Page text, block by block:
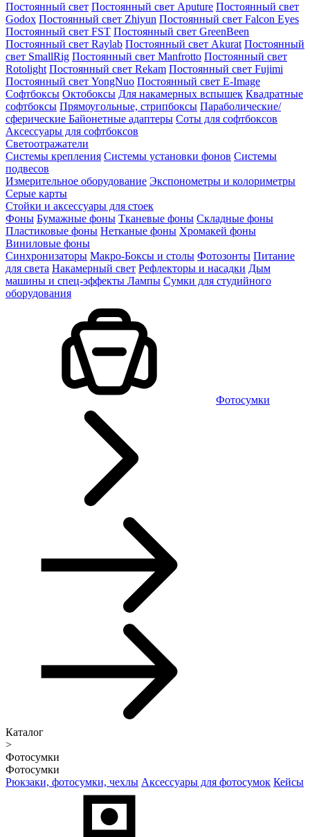
Постоянный свет Постоянный свет Aputure Постоянный свет
Godox Постоянный свет Zhiyun Постоянный свет Falcon Eyes
Постоянный свет FST Постоянный свет GreenBeen
Постоянный свет Raylab Постоянный свет Akurat Постоянный
свет SmallRig Постоянный свет Manfrotto Постоянный свет
Rotolight Постоянный свет Rekam Постоянный свет Fujimi
Постоянный свет YongNuo Постоянный свет E-Image
Софтбоксы Октобоксы Для накамерных вспышек Квадратные
софтбоксы Прямоугольные, стрипбоксы Параболические/
сферические Байонетныe адаптеры Соты для софтбоксов
Аксессуары для софтбоксов
Светоотражатели
Системы крепления Системы установки фонов Системы
подвесов
Измерительное оборудование Экспонометры и колориметры
Серые карты
Стойки и аксессуары для стоек
Фоны Бумажные фоны Тканевые фоны Складные фоны
Пластиковые фоны Нетканые фоны Хромакей фоны
Виниловые фоны
Синхронизаторы Макро-Боксы и столы Фотозонты Питание
для света Накамерный свет Рефлекторы и насадки Дым
машины и спец-эффекты Лампы Сумки для студийного
оборудования
Фотосумки
Каталог
>
Фотосумки
Фотосумки
Рюкзаки, фотосумки, чехлы Аксессуары для фотосумок Кейсы